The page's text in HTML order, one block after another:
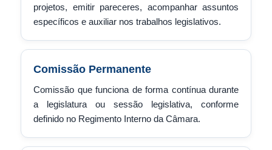
projetos, emitir pareceres, acompanhar assuntos
específicos e auxiliar nos trabalhos legislativos.
Comissão Permanente
Comissão que funciona de forma contínua durante
a legislatura ou sessão legislativa, conforme
definido no Regimento Interno da Câmara.